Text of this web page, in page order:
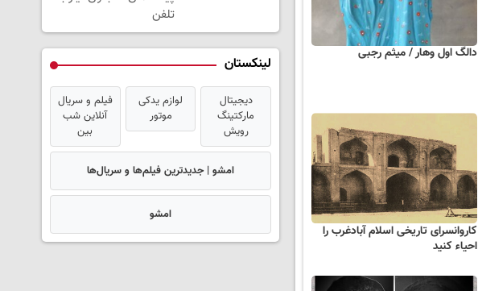
دالگ اول وهار / میثم رجبی
کاروانسرای تاریخی اسلام آبادغرب را
احیاء کنید
تلفن
لینکستان
دیجیتال
مارکتینگ
رویش
لوازم یدکی
موتور
فیلم و سریال
آنلاین شب
بین
امشو | جدیدترین فیلم‌ها و سریال‌ها
امشو